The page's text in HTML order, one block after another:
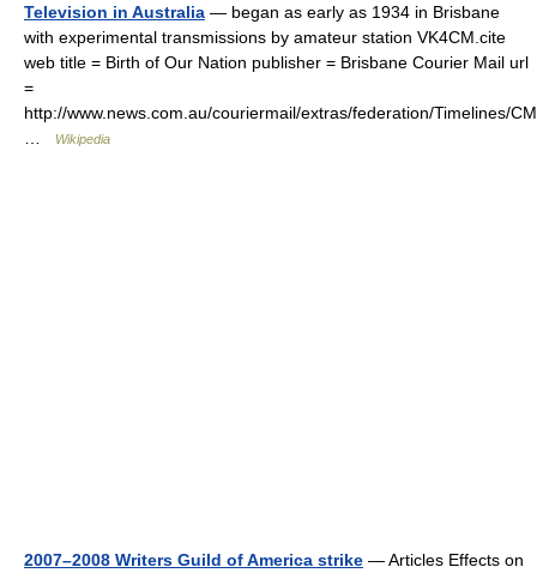
Television in Australia — began as early as 1934 in Brisbane
with experimental transmissions by amateur station VK4CM.cite
web title = Birth of Our Nation publisher = Brisbane Courier Mail url
=
http://www.news.com.au/couriermail/extras/federation/Timelines/
Wikipedia
2007–2008 Writers Guild of America strike — Articles Effects on